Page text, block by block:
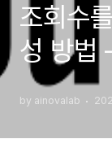
조회수
성 방법
지는 재
by ainovalab